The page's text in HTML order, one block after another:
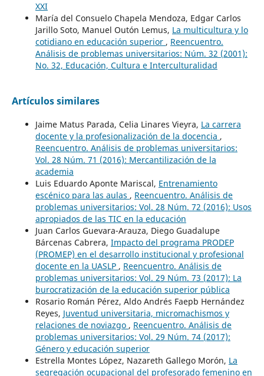
XXI
María del Consuelo Chapela Mendoza, Edgar Carlos
Jarillo Soto, Manuel Outón Lemus, La multicultura y lo
cotidiano en educación superior , Reencuentro.
Análisis de problemas universitarios: Núm. 32 (2001):
No. 32, Educación, Cultura e Interculturalidad
Artículos similares
Jaime Matus Parada, Celia Linares Vieyra, La carrera
docente y la profesionalización de la docencia ,
Reencuentro. Análisis de problemas universitarios:
Vol. 28 Núm. 71 (2016): Mercantilización de la
academia
Luis Eduardo Aponte Mariscal, Entrenamiento
escénico para las aulas , Reencuentro. Análisis de
problemas universitarios: Vol. 28 Núm. 72 (2016): Usos
apropiados de las TIC en la educación
Juan Carlos Guevara-Arauza, Diego Guadalupe
Bárcenas Cabrera, Impacto del programa PRODEP
(PROMEP) en el desarrollo institucional y profesional
docente en la UASLP , Reencuentro. Análisis de
problemas universitarios: Vol. 29 Núm. 73 (2017): La
burocratización de la educación superior pública
Rosario Román Pérez, Aldo Andrés Faepb Hernández
Reyes, Juventud universitaria, micromachismos y
relaciones de noviazgo , Reencuentro. Análisis de
problemas universitarios: Vol. 29 Núm. 74 (2017):
Género y educación superior
Estrella Montes López, Nazareth Gallego Morón, La
segregación ocupacional del profesorado femenino en